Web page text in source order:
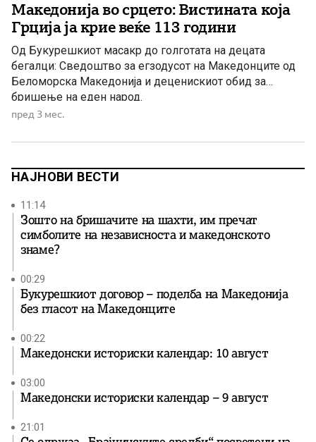
Македонија во срцето: Вистината која
Грција ја крие веќе 113 години
Од Букурешкиот масакр до голготата на децата
бегалци: Сведоштво за егзодусот на Македонците од
Беломорска Македонија и деценискиот обид за
бришење на еден народ.
пред 3 мес.
НАЈНОВИ ВЕСТИ
11:14
Зошто на бришачите на шахти, им пречат
симболите на независноста и македонското
знаме?
00:29
Букурешкиот договор – поделба на Македонија
без гласот на Македонците
00:22
Македонски историски календар: 10 август
03:00
Македонски историски календар – 9 август
21:01